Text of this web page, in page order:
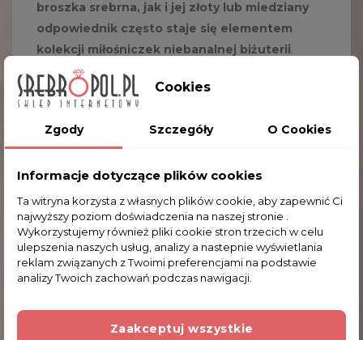
broszka srebrna, jak i jej złoty lub miedziany
odpowiednik często staje się elementem
kolekcji miłośniczek niebanalnej biżuterii.
Wystarczy dodać do prostego stroju niezwykle
ozdobną, bądź też minimalistyczną przypinkę, aby
uzyskać efekt, który zachwyci wszystkie
napotkane osoby. Obecnie popularne są motywy
przedstawiających kwiaty z bursztynowymi
płatkami. Ten niezwykle klasyczny motyw sprawdzi
się doskonale na różne okazje, również te, gdy
musimy dostosować się do zasad przyjętego dress
code’u.
BROSZKI DAMSKIE, KTÓRE
Cookies
Zgody Szczegóły O Cookies
Informacje dotyczące plików cookies
Ta witryna korzysta z własnych plików cookie, aby zapewnić Ci
najwyższy poziom doświadczenia na naszej stronie .
Wykorzystujemy również pliki cookie stron trzecich w celu
ulepszenia naszych usług, analizy a nastepnie wyświetlania
reklam związanych z Twoimi preferencjami na podstawie
analizy Twoich zachowań podczas nawigacji.
Zaakceptuj wszystkie